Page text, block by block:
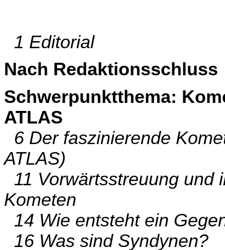
1 Editorial
Nach Redaktionsschluss
Schwerpunktthema:
ATLAS
6 Der faszinierende
ATLAS)
11 Vorwärtsstreuung und
Kometen
14 Wie entsteht ein
16 Was sind Syndynen?